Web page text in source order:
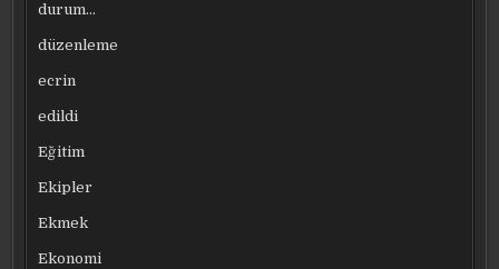
durum…
düzenleme
ecrin
edildi
Eğitim
Ekipler
Ekmek
Ekonomi